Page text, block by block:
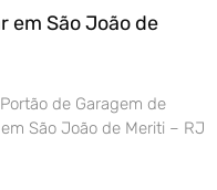
em São João de
de Garagem de
São João de Meriti – RJ